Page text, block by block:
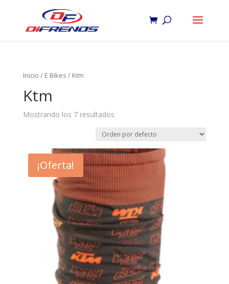
Inicio / E Bikes / Ktm
Ktm
Mostrando los 7 resultados
¡Oferta!